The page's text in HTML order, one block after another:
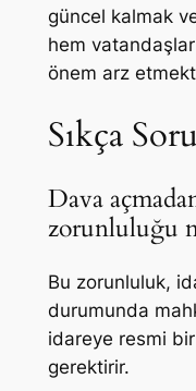
güncel kalmak
hem vatandaşlar
önem arz
Sıkça
Dava
zorunluluğu
Bu zorunluluk,
durumunda
idareye resmi
gerektirir.